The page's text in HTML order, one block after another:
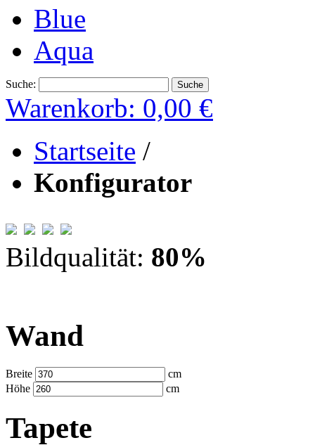
Blue
Aqua
Suche: Suche
Warenkorb: 0,00 €
Startseite /
Konfigurator
Bildqualität: 80%
Wand
Breite
cm
Höhe
cm
Tapete